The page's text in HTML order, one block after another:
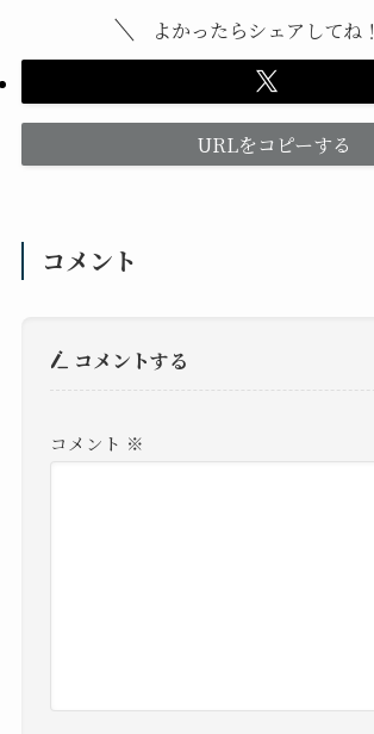
よかったらシェアしてね！
URLをコピーする
コメント
コメントする
コメント ※